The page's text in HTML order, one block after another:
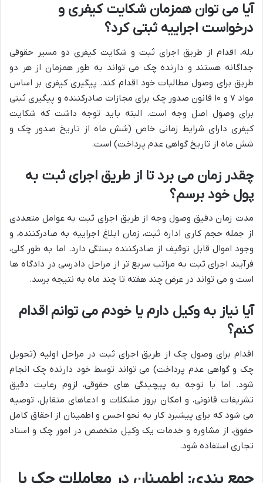
آیا می توان همزمان شکایت کیفری و
درخواست اجراییه ثبتی کرد؟
بله، اقدام از طریق اجرای ثبت و شکایت کیفری دو مسیر حقوقی
جداگانه هستند و دارنده چک می تواند به طور همزمان از هر دو
طریق برای وصول مطالبات خود اقدام کند. پیگیری کیفری بر اساس
مواد ۷ و ۱۰ قانون صدور چک برای مجازات صادرکننده و پیگیری ثبتی
برای وصول اصل وجه است. البته باید توجه داشت که شکایت
کیفری دارای شرایط زمانی خاص (شش ماه از تاریخ صدور چک و
شش ماه از تاریخ گواهی عدم پرداخت) است.
چقدر زمان می برد تا از طریق اجرای ثبت به
پول خود برسم؟
مدت زمان دقیق وصول وجه از طریق اجرای ثبت به عوامل متعددی
از جمله حجم کاری اداره ثبت، زمان ابلاغ اجراییه به صادرکننده، و
وجود اموال قابل توقیف از صادرکننده بستگی دارد. اما به طور کلی،
فرآیند اجرای ثبت به مراتب سریع تر از مراحل دادرسی در دادگاه ها
است و می تواند در عرض چند هفته تا چند ماه به نتیجه برسد.
آیا نیاز به وکیل دارم یا خودم می توانم اقدام
کنم؟
اقدام برای وصول چک از طریق اجرای ثبت در مراحل اولیه (تحویل
چک و گواهی عدم پرداخت) می تواند توسط خود دارنده چک انجام
شود. اما با توجه به پیچیدگی های حقوقی، لزوم رعایت دقیق
تشریفات قانونی، و امکان بروز مشکلات و ادعاهای متقابل، توصیه
می شود که برای پیشبرد کار به نحو احسن و اطمینان از احقاق کامل
حقوق، از مشاوره و خدمات یک وکیل متخصص در امور چک و اسناد
تجاری استفاده شود.